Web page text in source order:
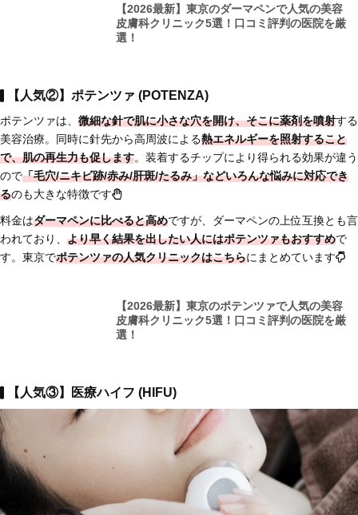
【2026最新】東京のダーマペンで人気の美容
皮膚科クリニック5選！口コミ評判の医院を厳
選！
【人気②】ポテンツァ (POTENZA)
ポテンツァは、 微細な針で肌に小さな穴を開け、そこに薬剤を噴射する
美容治療。同時に針先から高周波による熱エネルギーを照射すること
で、肌の再生力も促します。装着するチップにより得られる効果が違う
ので「毛穴/ニキビ跡/赤み/肝斑/たるみ」などいろんな悩みに対応でき
るのも大きな特徴です
料金はダーマペンに比べると高めですが、ダーマペンの上位互換とも言
われており、 より早く結果を出したい人にはポテンツァもおすすめで
す。東京でポテンツァの人気クリニックはこちらにまとめています
【2026最新】東京のポテンツァで人気の美容
皮膚科クリニック5選！口コミ評判の医院を厳
選！
【人気③】医療ハイフ (HIFU)